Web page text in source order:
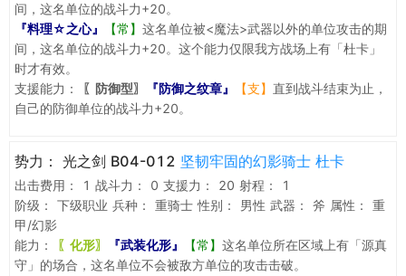
间，这名单位的战斗力+20。
『料理☆之心』
【常】 这名单位被<魔法>武器以外的单位攻击的期
间，这名单位的战斗力+20。这个能力仅限我方战场上有「杜卡」
时才有效。
支援能力：
〖防御型〗 『防御之纹章』 【支】 直到战斗结束为止，
自己的防御单位的战斗力+20。
势力： 光之剑 B04-012 坚韧牢固的幻影骑士 杜卡
出击费用： 1 战斗力： 0 支援力： 20 射程：
1
阶级：
下级职业 兵种： 重骑士 性别： 男性 武器： 斧 属性：
重
甲/幻影
能力：
〖化形〗 『武装化形』 【常】 这名单位所在区域上有「源真
守」的场合，这名单位不会被敌方单位的攻击击破。